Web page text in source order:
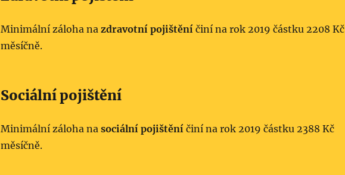
Minimální záloha na zdravotní pojištěníčiní na rok 2019 částku 2208 Kč
měsíčně.
Sociální pojištění
Minimální záloha na sociální pojištěníčiní na rok 2019 částku 2388 Kč
měsíčně.